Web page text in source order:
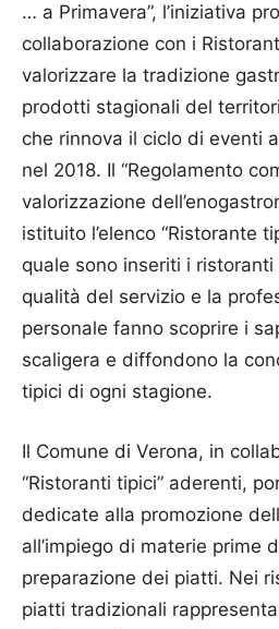
… a Primavera”, l’iniziativa
collaborazione con i
valorizzare la tradizione
prodotti stagionali del
che rinnova il ciclo di eventi
nel 2018. Il “Regolamento
valorizzazione
istituito l’elenco “Ristorante
quale sono inseriti i
qualità del servizio e la
personale fanno scoprire i
scaligera e diffondono la
tipici di ogni stagione.
Il Comune di Verona, in
“Ristoranti tipici” aderenti,
dedicate alla promozione
all’impiego di materie prime
preparazione dei piatti. Nei
piatti tradizionali